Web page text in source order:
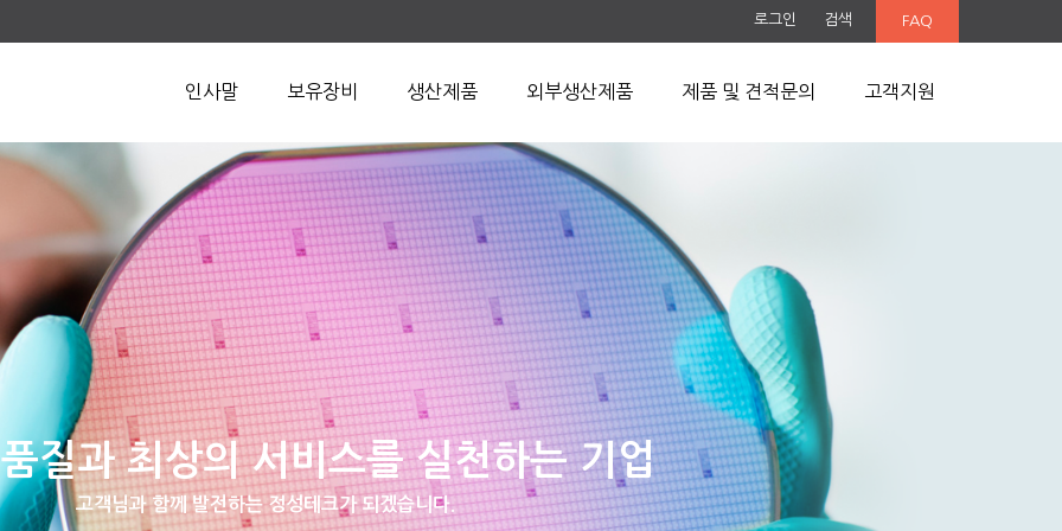
FAQ
로그인 검색
인사말 보유장비 생산제품 외부생산제품 제품 및 견적문의 고객지원
질과 최상의 서비스를 실천하는 기업
고객님과 함께 발전하는 정성테크가 되겠습니다.